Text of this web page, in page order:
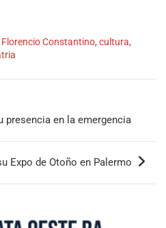
Florencio Constantino, cultura,
presencia en la emergencia
Expo de Otoño en Palermo